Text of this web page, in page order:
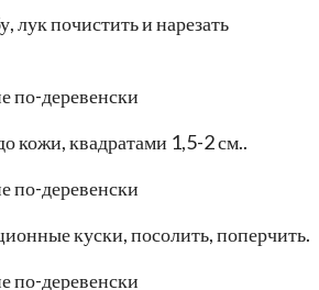
лук почистить и нарезать
кожи, квадратами 1,5-2 см..
куски, посолить, поперчить.